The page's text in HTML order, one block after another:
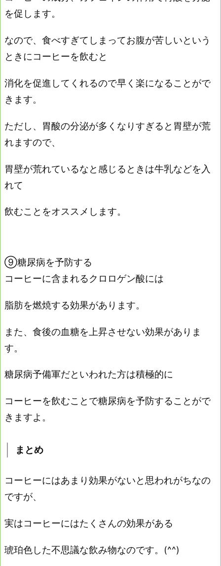
を促します。
なので、食べすぎてしまってお腹が苦しいという
ときにコーヒーを飲むと
消化を促進してくれるので早く楽になることがで
きます。
ただし、胃酸の分泌が多くなりすぎると胃壁が荒
れますので、
胃壁が荒れているなと感じるときは牛乳などを入
れて
飲むことをオススメします。
⑨糖尿病を予防する
コーヒーに含まれるクロロゲン酸には
脂肪を燃焼する効果があります。
また、食後の血糖を上昇させない効果がありま
す。
糖尿病予備軍だといわれた方は積極的に
コーヒーを飲むことで糖尿病を予防することがで
きますよ。
まとめ
コーヒーにはあまり効果がないと思われがちなの
ですが、
実はコーヒーにはたくさんの効果がある
琥珀色した不思議な飲み物なのです。(^^)